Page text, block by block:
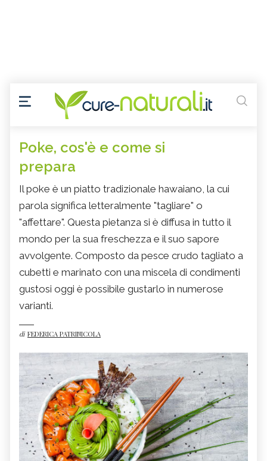
Poke, cos'è e come si
prepara
Il poke è un piatto tradizionale hawaiano, la cui
parola significa letteralmente "tagliare" o
"affettare". Questa pietanza si è diffusa in tutto il
mondo per la sua freschezza e il suo sapore
avvolgente. Composto da pesce crudo tagliato a
cubetti e marinato con una miscela di condimenti
gustosi oggi è possibile gustarlo in numerose
varianti.
di FEDERICA PATRINICOLA